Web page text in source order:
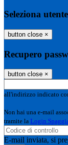
Seleziona utente
button close ×
Recupero
button close ×
all'indirizzo indicato
Non hai una e-mail
tramite la Login
E-mail inviata, si